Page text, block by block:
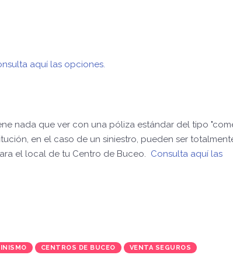
aquí las opciones.
nada que ver con una póliza estándar del tipo
en el caso de un siniestro, pueden ser
el local de tu Centro de Buceo. Consulta aquí las
CENTROS DE BUCEO
VENTA SEGUROS